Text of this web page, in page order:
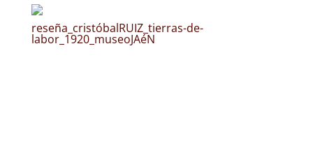
reseña_cristóbalRUIZ_tierras-de-
labor_1920_museoJAéN